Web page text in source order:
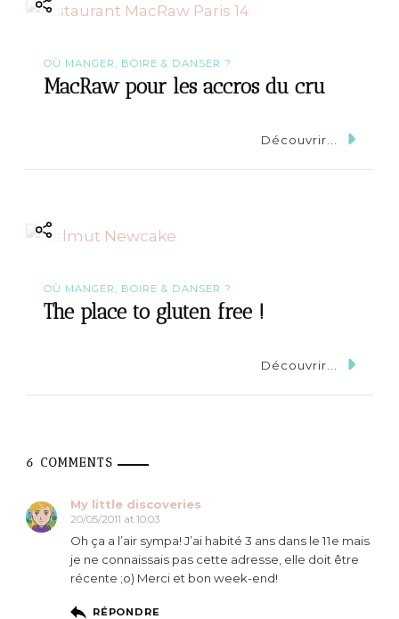
OÙ MANGER, BOIRE & DANSER ?
MacRaw pour les accros du cru
Découvrir...
OÙ MANGER, BOIRE & DANSER ?
The place to gluten free !
Découvrir...
6 COMMENTS
My little discoveries
20/05/2011 at 10:03
Oh ça a l’air sympa! J’ai habité 3 ans dans le 11e mais
je ne connaissais pas cette adresse, elle doit être
récente ;o) Merci et bon week-end!
RÉPONDRE